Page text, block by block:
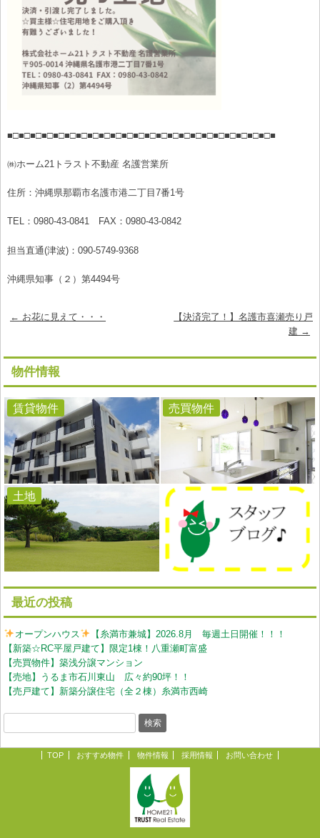
■□■□■□■□■□■□■□■□■□■□■□■□■□■□■□■□■□■□■□■□■□■□■□■
㈱ホーム21トラスト不動産 名護営業所
住所：沖縄県那覇市名護市港二丁目7番1号
TEL：0980-43-0841 FAX：0980-43-0842
担当直通(津波)：090-5749-9368
沖縄県知事（２）第4494号
Post
← お花に見えて・・・
【決済完了！】名護市喜瀬売り戸
建 →
物件情報
賃貸物件 売買物件
土地
最近の投稿
オープンハウス
【糸満市兼城】2026.8月 毎週土日開催！！！
【新築☆RC平屋戸建て】限定1棟！八重瀬町富盛
【売買物件】築浅分譲マンション
【売地】うるま市石川東山 広々約90坪！！
【売戸建て】新築分譲住宅（全２棟）糸満市西崎
TOP おすすめ物件 物件情報 採用情報 お問い合わせ